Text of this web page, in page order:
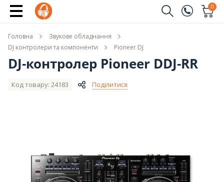
(096)
(044)
0
Ім'я
Головна
Звукове обладнання
DJ контролери та компоненти
Pioneer DJ
DJ-контролер Pioneer DDJ-RR
Код товару: 24183 Поділитися
Повідомити про наявність